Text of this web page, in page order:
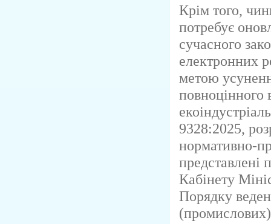
Крім того,
потребує
сучасного
електронних
метою
повноцінного
9328:2025,
нормативно-
представлені
Кабінету
Порядку